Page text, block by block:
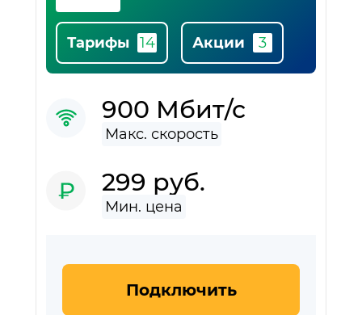
Тарифы Акции
900 Мбит/с
299 руб.
Подключить